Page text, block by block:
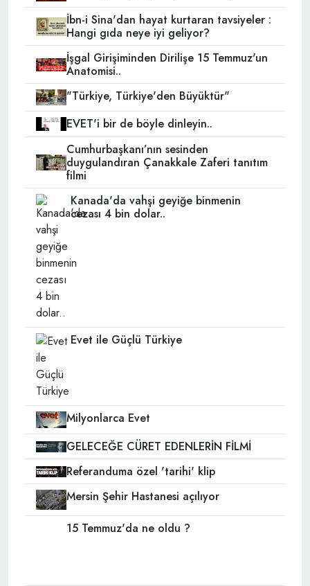
İbn-i Sina'dan hayat kurtaran tavsiyeler :
Hangi gıda neye iyi geliyor?
İşgal Girişiminden Dirilişe 15 Temmuz'un
Anatomisi..
"Türkiye, Türkiye'den Büyüktür"
EVET'i bir de böyle dinleyin..
Cumhurbaşkanı’nın sesinden
duygulandıran Çanakkale Zaferi tanıtım
filmi
Kanada'da vahşi geyiğe binmenin
cezası 4 bin dolar..
Evet ile Güçlü Türkiye
Milyonlarca Evet
GELECEĞE CÜRET EDENLERİN FİLMİ
Referanduma özel 'tarihi' klip
Mersin Şehir Hastanesi açılıyor
15 Temmuz'da ne oldu ?